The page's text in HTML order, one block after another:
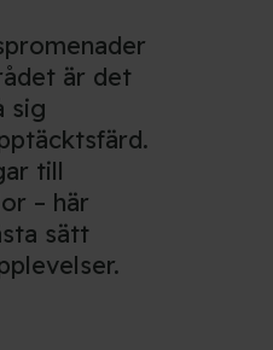
är det
sig
till
– här
sätt